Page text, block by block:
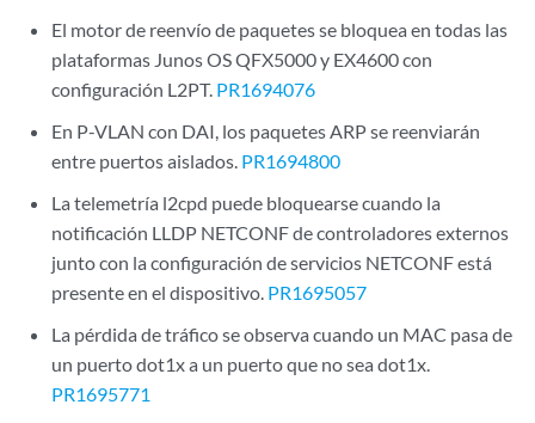
El motor de reenvío de paquetes se bloquea en todas las
plataformas Junos OS QFX5000 y EX4600 con
configuración L2PT. PR1694076
En P-VLAN con DAI, los paquetes ARP se reenviarán
entre puertos aislados. PR1694800
La telemetría l2cpd puede bloquearse cuando la
notificación LLDP NETCONF de controladores externos
junto con la configuración de servicios NETCONF está
presente en el dispositivo. PR1695057
La pérdida de tráfico se observa cuando un MAC pasa de
un puerto dot1x a un puerto que no sea dot1x.
PR1695771